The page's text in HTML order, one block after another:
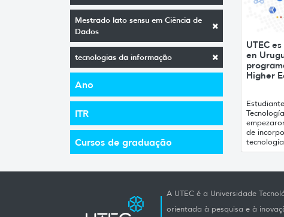
Mestrado lato sensu em Ciência de
Dados
tecnologias da informação
Ano
ITR
Cursos de graduação
UTEC
en
Higher
de
A UTEC é a Universidade
orientada à pesquisa e à